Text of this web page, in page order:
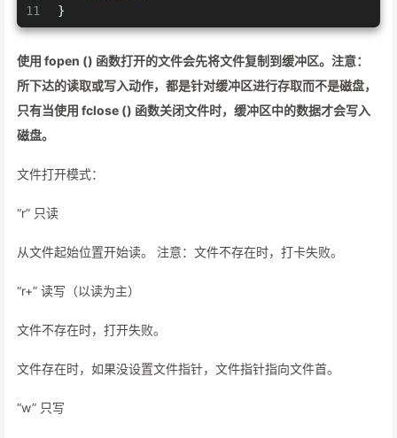
11
}
使用 fopen () 函数打开的文件会先将文件复制到缓冲区。注意：
所下达的读取或写入动作，都是针对缓冲区进行存取而不是磁盘，
只有当使用 fclose () 函数关闭文件时，缓冲区中的数据才会写入
磁盘。
文件打开模式：
“r” 只读
从文件起始位置开始读。 注意：文件不存在时，打卡失败。
“r+” 读写（以读为主）
文件不存在时，打开失败。
文件存在时，如果没设置文件指针，文件指针指向文件首。
“w” 只写